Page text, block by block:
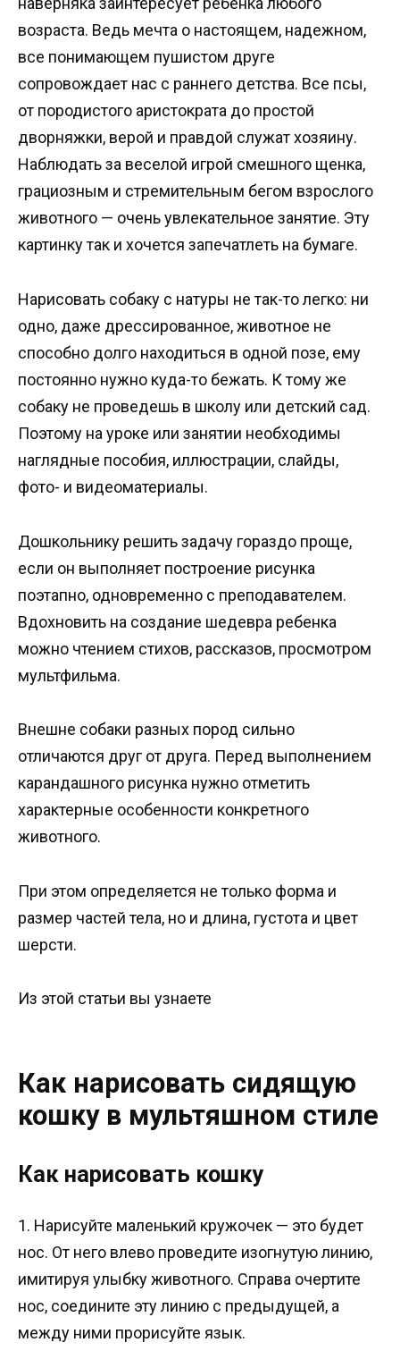
возраста. Ведь мечта о настоящем, надежном,
все понимающем пушистом друге
сопровождает нас с раннего детства. Все псы,
от породистого аристократа до простой
дворняжки, верой и правдой служат хозяину.
Наблюдать за веселой игрой смешного щенка,
грациозным и стремительным бегом взрослого
животного — очень увлекательное занятие. Эту
картинку так и хочется запечатлеть на бумаге.
Нарисовать собаку с натуры не так-то легко: ни
одно, даже дрессированное, животное не
способно долго находиться в одной позе, ему
постоянно нужно куда-то бежать. К тому же
собаку не проведешь в школу или детский сад.
Поэтому на уроке или занятии необходимы
наглядные пособия, иллюстрации, слайды,
фото- и видеоматериалы.
Дошкольнику решить задачу гораздо проще,
если он выполняет построение рисунка
поэтапно, одновременно с преподавателем.
Вдохновить на создание шедевра ребенка
можно чтением стихов, рассказов, просмотром
мультфильма.
Внешне собаки разных пород сильно
отличаются друг от друга. Перед выполнением
карандашного рисунка нужно отметить
характерные особенности конкретного
животного.
При этом определяется не только форма и
размер частей тела, но и длина, густота и цвет
шерсти.
Из этой статьи вы узнаете
Как нарисовать сидящую
кошку в мультяшном стиле
Как нарисовать кошку
1. Нарисуйте маленький кружочек — это будет
нос. От него влево проведите изогнутую линию,
имитируя улыбку животного. Справа очертите
нос, соедините эту линию с предыдущей, а
между ними прорисуйте язык.